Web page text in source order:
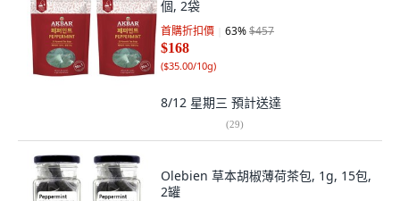
個, 2袋
首購折扣價 63%$457
$168
($35.00/10g)
8/12 星期三 預計送達
(29)
Olebien 草本胡椒薄荷茶包, 1g, 15包,
2罐